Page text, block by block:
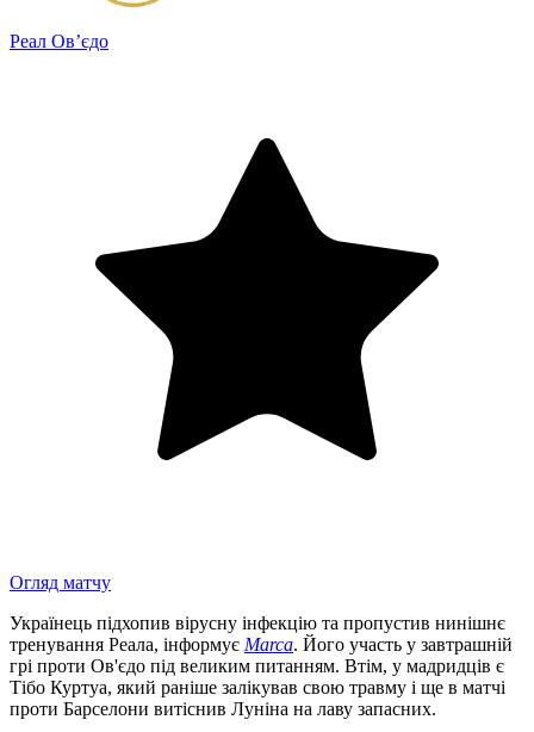
Реал Ов’єдо
Огляд матчу
Українець підхопив вірусну інфекцію та пропустив нинішнє
тренування Реала, інформує Marca. Його участь у завтрашній
грі проти Ов'єдо під великим питанням. Втім, у мадридців є
Тібо Куртуа, який раніше залікував свою травму і ще в матчі
проти Барселони витіснив Луніна на лаву запасних.